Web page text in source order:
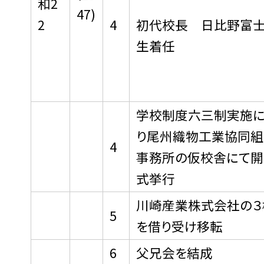
2
47)
4
初代校長 日比野富
生着任
4
学校制度六三制実施
り尾州織物工業協同
事務所の仮校舎にて
式挙行
5
川崎産業株式会社の
を借り受け移転
6
父兄会を結成